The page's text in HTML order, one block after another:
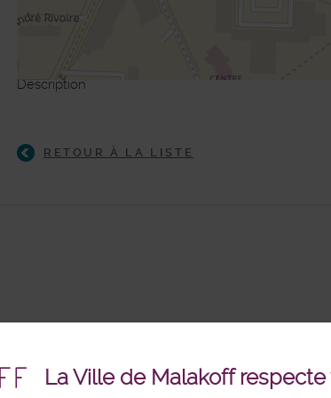
La Ville de Malakoff
Description
RETOUR À LA LISTE